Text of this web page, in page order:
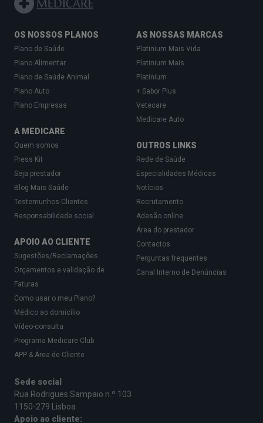
OS NOSSOS PLANOS
Plano de Saúde
Plano Alimentar
Plano de Saúde Animal
Plano Auto
Plano Empresas
A MEDICARE
Quem somos
Press Kit
Seja prestador
Blog Mais Saúde
Testemunhos Clientes
Responsabilidade social
APOIO AO CLIENTE
Sugestões/Reclamações
Orçamentos e validação de
Faturas
Como usar o meu Plano?
Médico ao domicílio
Vídeo-consulta
Programa Medicare Club
APP & Área de Cliente
AS NOSSAS MARCAS
Platinium Mais Vida
Platinium Mais
Platinium
+ Sabor Plus
Vetecare
Medicare Auto
OUTROS LINKS
Rede de Saúde
Especialidades Médicas
Notícias
Recrutamento
Adesão online
Área do prestador
Contactos
Perguntas frequentes
Canal Interno de Denúncias
Sede social
Rua Rodrigues Sampaio n.º 103
1150-279 Lisboa
Apoio ao cliente: